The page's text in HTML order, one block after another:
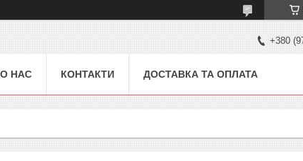
+380
НАС КОНТАКТИ ДОСТАВКА ТА ОПЛАТА